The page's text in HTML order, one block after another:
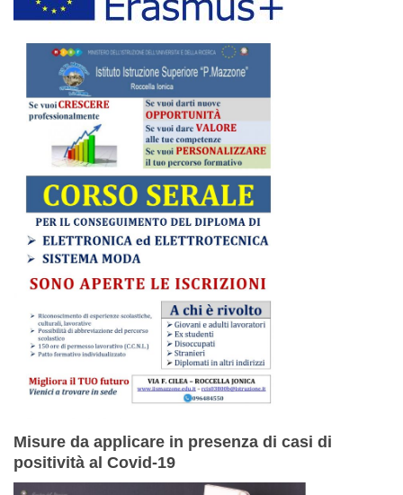
Misure da applicare in presenza di casi di
positività al Covid-19